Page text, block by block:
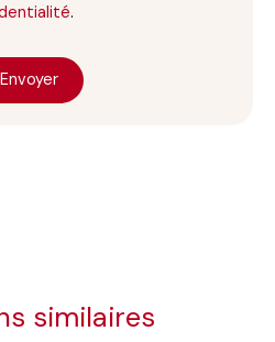
.
Envoyer
similaires